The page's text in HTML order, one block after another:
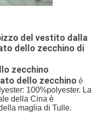
del vestito dalla
dello zecchino di
zecchino
dello zecchino è
100%polyester. La
della Cina è
maglia di Tulle.